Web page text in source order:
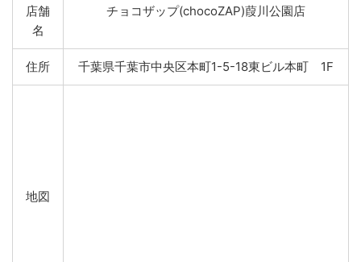
店舗
名
チョコザップ(chocoZAP)葭川公園店
住所 千葉県千葉市中央区本町1-5-18東ビル本町 1F
地図